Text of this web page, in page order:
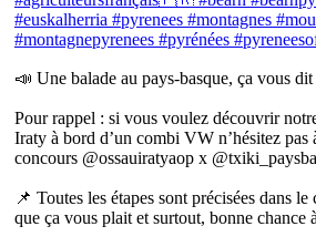
📣 Une balade au pays-basque, ça vous
Pour rappel : si vous voulez découvrir
Iraty à bord d’un combi VW n’hésitez pas
concours @ossauiratyaop x
📌 Toutes les étapes sont précisées dans
que ça vous plait et surtout, bonne chance